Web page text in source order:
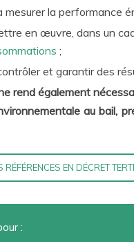
mesurer la performance
en œuvre, dans un
;
et garantir des
rend également
au bail,
RÉFÉRENCES EN DÉCRET
: